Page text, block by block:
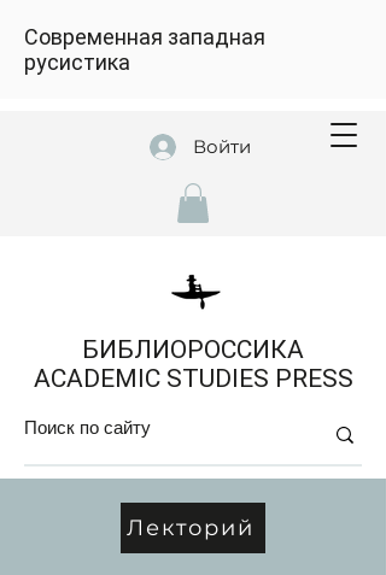
Войти
БИБЛИОРОССИКА
ACADEMIC STUDIES PRESS
Современная западная
русистика
Лекторий